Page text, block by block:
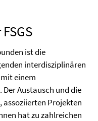
ist die
interdisziplinären
einem
Austausch und die
assoziierten Projekten
hat zu zahlreichen